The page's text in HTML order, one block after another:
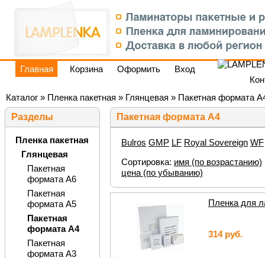
Главная Корзина Оформить
Вход
Каталог » Пленка пакетная » Глянцевая » Пакетная формата
Пакетная формата А4
Bulros GMP LF Royal Sovereign WF
Сортировка: имя (по возрастанию)
цена (по убыванию)
Пленка для
314 руб.
Разделы
Пленка пакетная
Глянцевая
Пакетная
формата А6
Пакетная
формата А5
Пакетная
формата А4
Пакетная
формата А3